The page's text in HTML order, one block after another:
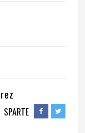
SPARTE